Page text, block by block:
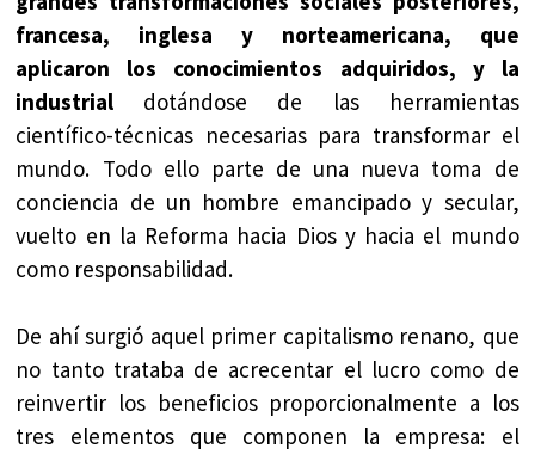
francesa, inglesa y norteamericana, que
aplicaron los conocimientos adquiridos, y la
industrial dotándose de las herramientas
científico-técnicas necesarias para transformar el
mundo. Todo ello parte de una nueva toma de
conciencia de un hombre emancipado y secular,
vuelto en la Reforma hacia Dios y hacia el mundo
como responsabilidad.
De ahí surgió aquel primer capitalismo renano, que
no tanto trataba de acrecentar el lucro como de
reinvertir los beneficios proporcionalmente a los
tres elementos que componen la empresa: el